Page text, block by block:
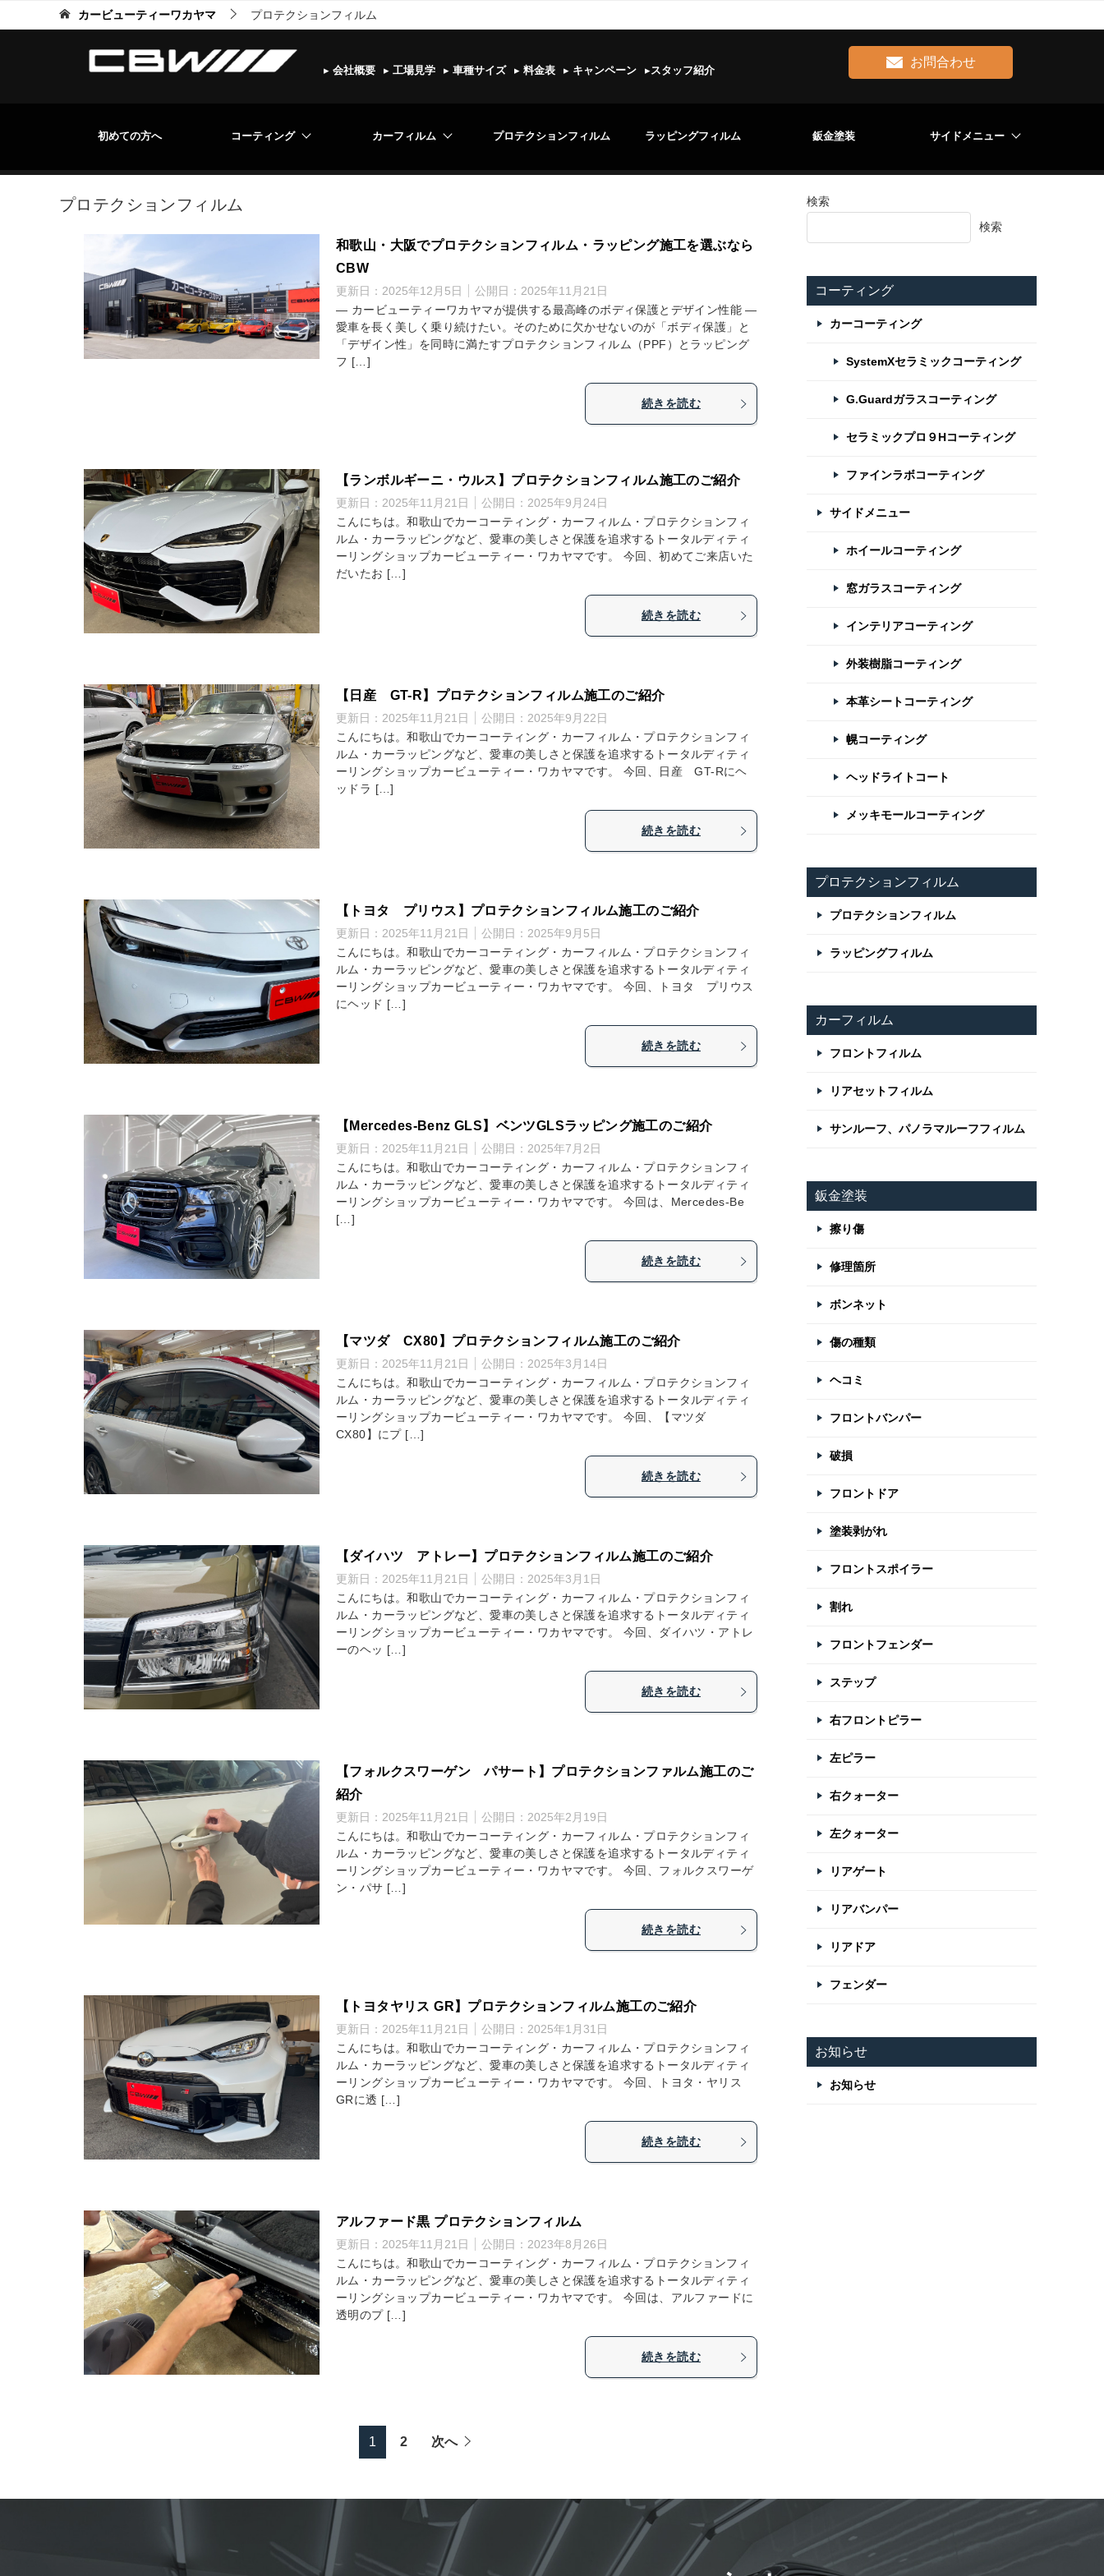
カービューティーワカヤマ プロテクションフィルム
▸ 会社概要 ▸ 工場見学 ▸ 車種サイズ ▸ 料金表 ▸ キャンペーン ▸スタッフ紹介
お問合わせ
初めての方へ コーティング カーフィルム プロテクションフィルム ラッピングフィルム 鈑金塗装 サイドメニュー
プロテクションフィルム
和歌山・大阪でプロテクションフィルム・ラッピング施工を選ぶなら
CBW
更新日： 2025年12月5日 公開日： 2025年11月21日
― カービューティーワカヤマが提供する最高峰のボディ保護とデザイン性能 ―
愛車を長く美しく乗り続けたい。そのために欠かせないのが「ボディ保護」と
「デザイン性」を同時に満たすプロテクションフィルム（PPF）とラッピング
フ […]
続きを読む
【ランボルギーニ・ウルス】プロテクションフィルム施工のご紹介
更新日： 2025年11月21日 公開日： 2025年9月24日
こんにちは。和歌山でカーコーティング・カーフィルム・プロテクションフィ
ルム・カーラッピングなど、愛車の美しさと保護を追求するトータルディティ
ーリングショップカービューティー・ワカヤマです。 今回、初めてご来店いた
だいたお […]
続きを読む
【日産 GT-R】プロテクションフィルム施工のご紹介
更新日： 2025年11月21日 公開日： 2025年9月22日
こんにちは。和歌山でカーコーティング・カーフィルム・プロテクションフィ
ルム・カーラッピングなど、愛車の美しさと保護を追求するトータルディティ
ーリングショップカービューティー・ワカヤマです。 今回、日産 GT-Rにヘ
ッドラ […]
続きを読む
【トヨタ プリウス】プロテクションフィルム施工のご紹介
更新日： 2025年11月21日 公開日： 2025年9月5日
こんにちは。和歌山でカーコーティング・カーフィルム・プロテクションフィ
ルム・カーラッピングなど、愛車の美しさと保護を追求するトータルディティ
ーリングショップカービューティー・ワカヤマです。 今回、トヨタ プリウス
にヘッド […]
続きを読む
【Mercedes-Benz GLS】ベンツGLSラッピング施工のご紹介
更新日： 2025年11月21日 公開日： 2025年7月2日
こんにちは。和歌山でカーコーティング・カーフィルム・プロテクションフィ
ルム・カーラッピングなど、愛車の美しさと保護を追求するトータルディティ
ーリングショップカービューティー・ワカヤマです。 今回は、Mercedes-Be
[…]
続きを読む
【マツダ CX80】プロテクションフィルム施工のご紹介
更新日： 2025年11月21日 公開日： 2025年3月14日
こんにちは。和歌山でカーコーティング・カーフィルム・プロテクションフィ
ルム・カーラッピングなど、愛車の美しさと保護を追求するトータルディティ
ーリングショップカービューティー・ワカヤマです。 今回、【マツダ
CX80】にプ […]
続きを読む
【ダイハツ アトレー】プロテクションフィルム施工のご紹介
更新日： 2025年11月21日 公開日： 2025年3月1日
こんにちは。和歌山でカーコーティング・カーフィルム・プロテクションフィ
ルム・カーラッピングなど、愛車の美しさと保護を追求するトータルディティ
ーリングショップカービューティー・ワカヤマです。 今回、ダイハツ・アトレ
ーのヘッ […]
続きを読む
【フォルクスワーゲン パサート】プロテクションファルム施工のご
紹介
更新日： 2025年11月21日 公開日： 2025年2月19日
こんにちは。和歌山でカーコーティング・カーフィルム・プロテクションフィ
ルム・カーラッピングなど、愛車の美しさと保護を追求するトータルディティ
ーリングショップカービューティー・ワカヤマです。 今回、フォルクスワーゲ
ン・パサ […]
続きを読む
【トヨタヤリス GR】プロテクションフィルム施工のご紹介
更新日： 2025年11月21日 公開日： 2025年1月31日
こんにちは。和歌山でカーコーティング・カーフィルム・プロテクションフィ
ルム・カーラッピングなど、愛車の美しさと保護を追求するトータルディティ
ーリングショップカービューティー・ワカヤマです。 今回、トヨタ・ヤリス
GRに透 […]
続きを読む
アルファード黒 プロテクションフィルム
更新日： 2025年11月21日 公開日： 2023年8月26日
こんにちは。和歌山でカーコーティング・カーフィルム・プロテクションフィ
ルム・カーラッピングなど、愛車の美しさと保護を追求するトータルディティ
ーリングショップカービューティー・ワカヤマです。 今回は、アルファードに
透明のプ […]
続きを読む
1 2 次へ
検索
検索
コーティング
カーコーティング
SystemXセラミックコーティング
G.Guardガラスコーティング
セラミックプロ９Hコーティング
ファインラボコーティング
サイドメニュー
ホイールコーティング
窓ガラスコーティング
インテリアコーティング
外装樹脂コーティング
本革シートコーティング
幌コーティング
ヘッドライトコート
メッキモールコーティング
プロテクションフィルム
プロテクションフィルム
ラッピングフィルム
カーフィルム
フロントフィルム
リアセットフィルム
サンルーフ、パノラマルーフフィルム
鈑金塗装
擦り傷
修理箇所
ボンネット
傷の種類
ヘコミ
フロントバンパー
破損
フロントドア
塗装剥がれ
フロントスポイラー
割れ
フロントフェンダー
ステップ
右フロントピラー
左ピラー
右クォーター
左クォーター
リアゲート
リアバンパー
リアドア
フェンダー
お知らせ
お知らせ